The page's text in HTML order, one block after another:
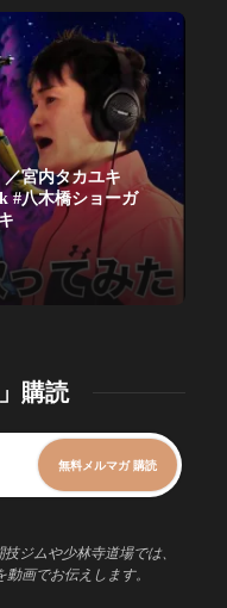
宮内タカユキ
#八木橋ショーガ
購読
ジムや少林寺道場では、
画でお伝えします。